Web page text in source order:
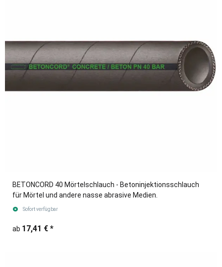
BETONCORD 40 Mörtelschlauch - Betoninjektionsschlauch
für Mörtel und andere nasse abrasive Medien.
Sofort verfügbar
ab 17,41 € *